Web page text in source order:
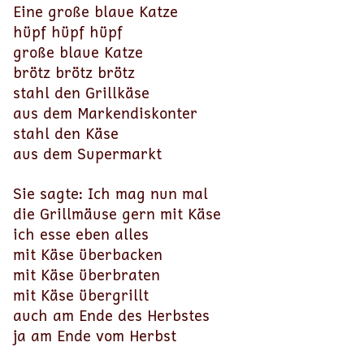
Eine große blaue Katze
hüpf hüpf hüpf
große blaue Katze
brötz brötz brötz
stahl den Grillkäse
aus dem Markendiskonter
stahl den Käse
aus dem Supermarkt
Sie sagte: Ich mag nun mal
die Grillmäuse gern mit Käse
ich esse eben alles
mit Käse überbacken
mit Käse überbraten
mit Käse übergrillt
auch am Ende des Herbstes
ja am Ende vom Herbst